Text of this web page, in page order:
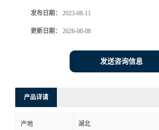
发布日期： 2023-08-11
更新日期： 2026-08-08
发送咨询信息
产品详请
产地 湖北